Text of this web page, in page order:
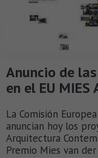
Anuncio de
en el EU
La Comisión
anuncian hoy los
Arquitectura
Premio Mies van